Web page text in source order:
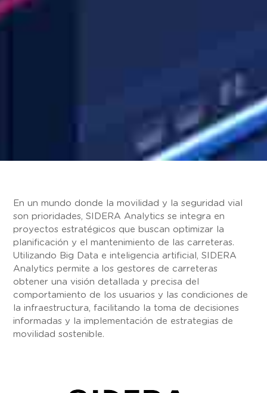
En un mundo donde la movilidad y la seguridad vial
son prioridades, SIDERA Analytics se integra en
proyectos estratégicos que buscan optimizar la
planificación y el mantenimiento de las carreteras.
Utilizando Big Data e inteligencia artificial, SIDERA
Analytics permite a los gestores de carreteras
obtener una visión detallada y precisa del
comportamiento de los usuarios y las condiciones de
la infraestructura, facilitando la toma de decisiones
informadas y la implementación de estrategias de
movilidad sostenible.